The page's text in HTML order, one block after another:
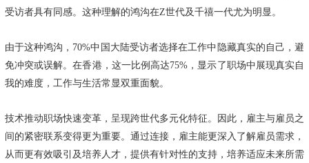
受访者具有同感。这种理解的鸿沟在Z世代及千禧一代尤为明显。
由于这种鸿沟，70%中国大陆受访者选择在工作中隐藏真实的自己，避
免冲突或误解。在香港，这一比例高达75%，显示了职场中展现真实自
我的难度，工作与生活常显双重面貌。
技术推动职场快速变革，呈现跨世代多元化特征。因此，雇主与雇员之
间的紧密联系变得更为重要。通过连接，雇主能更深入了解雇员需求，
从而更有效吸引及培养人才，提供有针对性的支持，培养适应未来所需